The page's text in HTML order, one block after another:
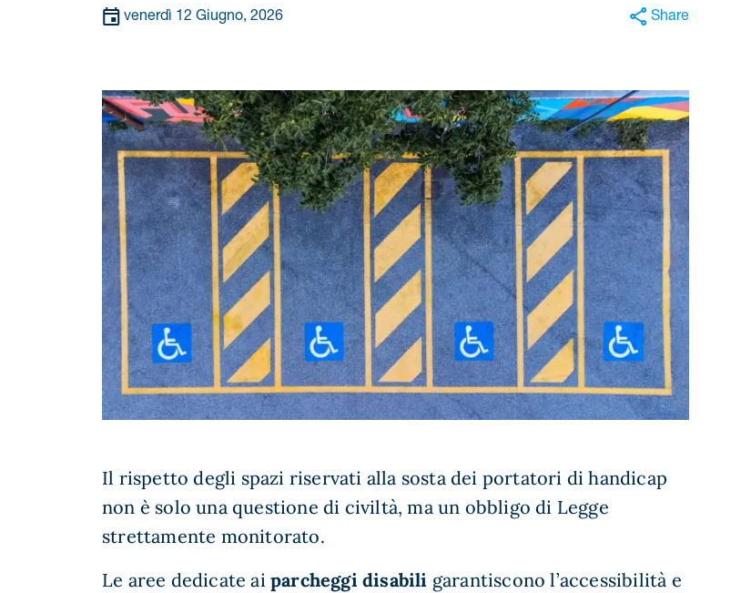
venerdì 12 Giugno, 2026 Share
Il rispetto degli spazi riservati alla sosta dei portatori di handicap
non è solo una questione di civiltà, ma un obbligo di Legge
strettamente monitorato.
Le aree dedicate ai parcheggi disabili garantiscono l’accessibilità e